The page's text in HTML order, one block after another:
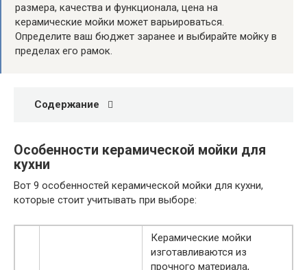
размера, качества и функционала, цена на
керамические мойки может варьироваться.
Определите ваш бюджет заранее и выбирайте мойку в
пределах его рамок.
Содержание
Особенности керамической мойки для
кухни
Вот 9 особенностей керамической мойки для кухни,
которые стоит учитывать при выборе:
Керамические мойки
изготавливаются из
прочного материала,